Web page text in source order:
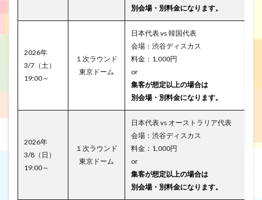
別会場・別料金になります。
2026年
3/7（土）
19:00～
１次ラウンド
東京ドーム
日本代表 vs 韓国代表
会場：渋谷ディスカス
料金：1,000円
or
集客が想定以上の場合は
別会場・別料金になります。
2026年
3/8（日）
19:00～
１次ラウンド
東京ドーム
日本代表 vs オーストラリア代表
会場：渋谷ディスカス
料金：1,000円
or
集客が想定以上の場合は
別会場・別料金になります。